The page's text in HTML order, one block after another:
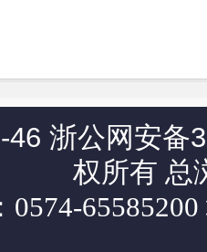
46 浙公网安备
权所有 总
0574-